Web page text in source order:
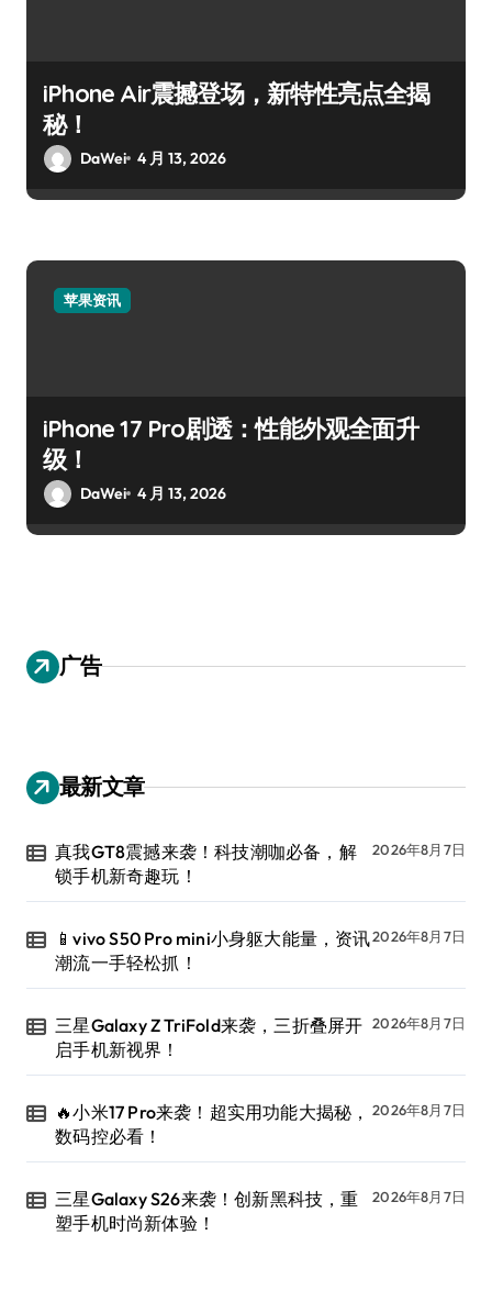
iPhone Air震撼登场，新特性亮点全揭
秘！
DaWei 4 月 13, 2026
苹果资讯
iPhone 17 Pro剧透：性能外观全面升
级！
DaWei 4 月 13, 2026
广告
最新文章
真我GT8震撼来袭！科技潮咖必备，解
锁手机新奇趣玩！
2026年8月7日
📱vivo S50 Pro mini小身躯大能量，资讯
潮流一手轻松抓！
2026年8月7日
三星Galaxy Z TriFold来袭，三折叠屏开
启手机新视界！
2026年8月7日
🔥小米17 Pro来袭！超实用功能大揭秘，
数码控必看！
2026年8月7日
三星Galaxy S26来袭！创新黑科技，重
塑手机时尚新体验！
2026年8月7日